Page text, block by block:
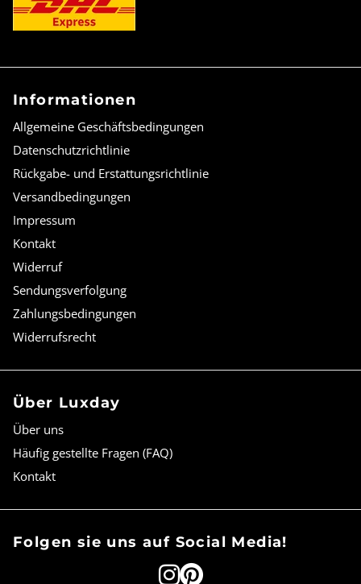
Informationen
Allgemeine Geschäftsbedingungen
Datenschutzrichtlinie
Rückgabe- und Erstattungsrichtlinie
Versandbedingungen
Impressum
Kontakt
Widerruf
Sendungsverfolgung
Zahlungsbedingungen
Widerrufsrecht
Über Luxday
Über uns
Häufig gestellte Fragen (FAQ)
Kontakt
Folgen sie uns auf Social Media!